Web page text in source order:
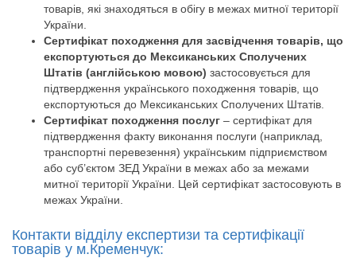
товарів, які знаходяться в обігу в межах митної території
України.
Сертифікат походження для засвідчення товарів, що
експортуються до Мексиканських Сполучених
Штатів (англійською мовою) застосовується для
підтвердження українського походження товарів, що
експортуються до Мексиканських Сполучених Штатів.
Сертифікат походження послуг – сертифікат для
підтвердження факту виконання послуги (наприклад,
транспортні перевезення) українським підприємством
або суб’єктом ЗЕД України в межах або за межами
митної території України. Цей сертифікат застосовують в
межах України.
Контакти відділу експертизи та сертифікації
товарів у м.Кременчук: